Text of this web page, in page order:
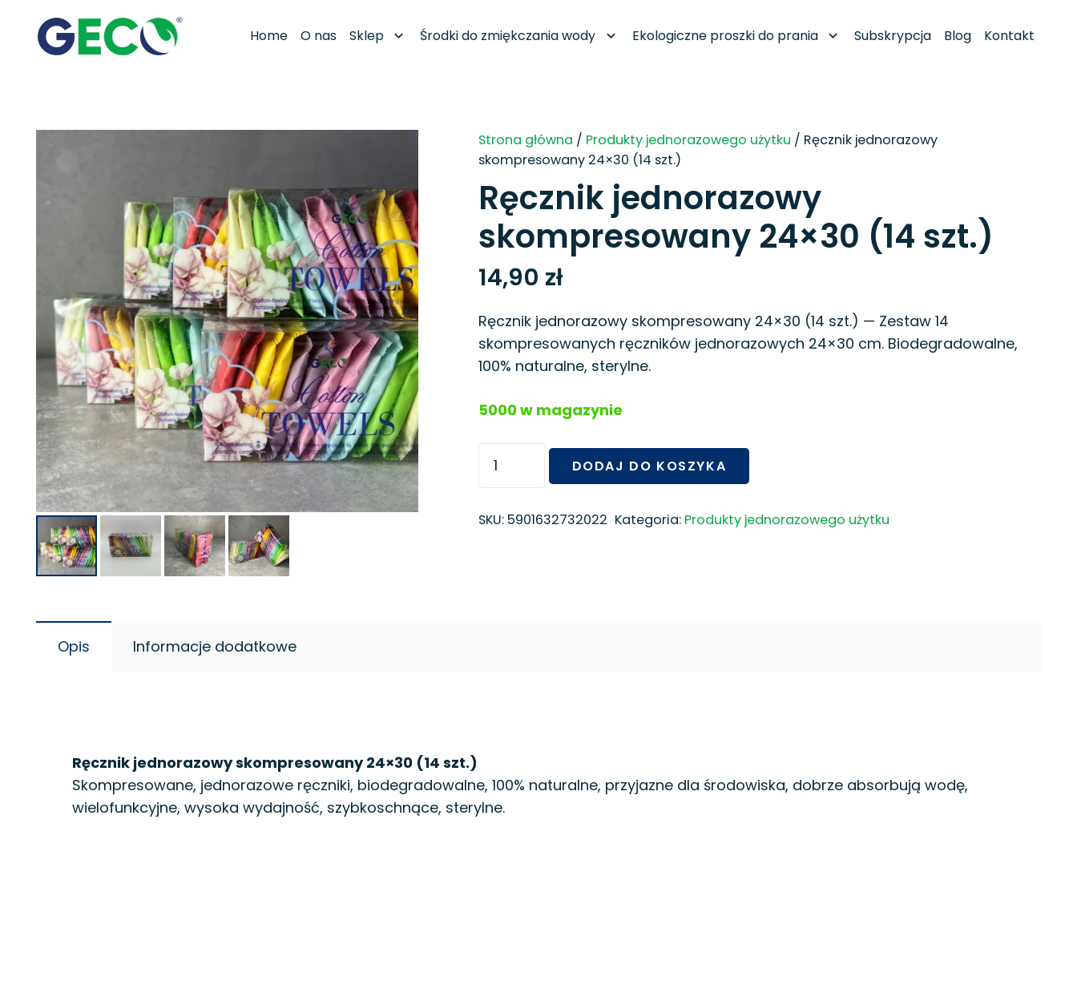
Home O nas Sklep Środki do zmiękczania wody Ekologiczne proszki do prania Subskrypcja Blog Kontakt
Strona główna / Produkty jednorazowego użytku / Ręcznik jednorazowy
skompresowany 24×30 (14 szt.)
Ręcznik jednorazowy
skompresowany 24×30 (14 szt.)
14,90 zł
Ręcznik jednorazowy skompresowany 24×30 (14 szt.) — Zestaw 14
skompresowanych ręczników jednorazowych 24×30 cm. Biodegradowalne,
100% naturalne, sterylne.
5000 w magazynie
Ręcznik
skompresowany
DODAJ DO KOSZYKA
SKU: 5901632732022 Kategoria: Produkty jednorazowego użytku
Opis Informacje dodatkowe
Ręcznik jednorazowy skompresowany 24×30 (14 szt.)
Skompresowane, jednorazowe ręczniki, biodegradowalne, 100% naturalne, przyjazne dla środowiska, dobrze absorbują wodę,
wielofunkcyjne, wysoka wydajność, szybkoschnące, sterylne.